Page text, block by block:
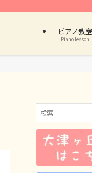
ピアノ教室
Piano lesson